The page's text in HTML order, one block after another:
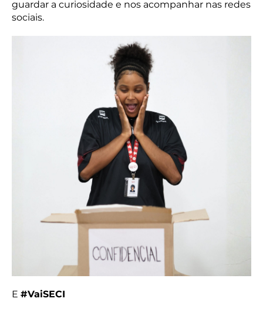
guardar a curiosidade e nos acompanhar nas redes
sociais.
E #VaiSECI